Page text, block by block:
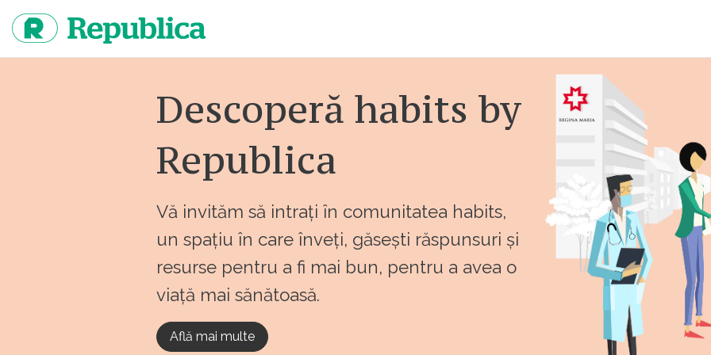
continut
Descoperă habits by
Republica
Vă invităm să intrați în comunitatea habits,
un spațiu în care înveți, găsești răspunsuri și
resurse pentru a fi mai bun, pentru a avea o
viață mai sănătoasă.
Află mai multe